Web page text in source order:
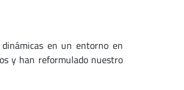
en un entorno en
y han reformulado nuestro